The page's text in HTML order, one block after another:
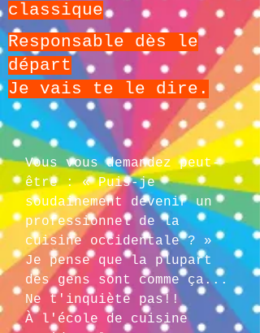
classique
Responsable dès le
départ
Je vais te le dire.
Vous vous demandez peut-
être : « Puis-je
soudainement devenir un
professionnel de la
cuisine occidentale ? »
Je pense que la plupart
des gens sont comme ça...
Ne t'inquiète pas!!
À l'école de cuisine